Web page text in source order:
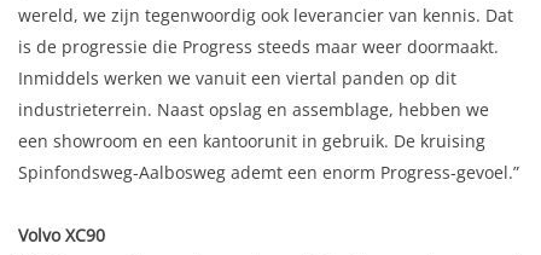
wereld, we zijn tegenwoordig ook leverancier van kennis. Dat
is de progressie die Progress steeds maar weer doormaakt.
Inmiddels werken we vanuit een viertal panden op dit
industrieterrein. Naast opslag en assemblage, hebben we
een showroom en een kantoorunit in gebruik. De kruising
Spinfondsweg-Aalbosweg ademt een enorm Progress-gevoel.”
Volvo XC90